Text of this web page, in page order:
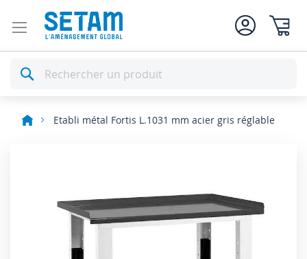
Rechercher
Etabli métal Fortis L.1031 mm acier gris réglable